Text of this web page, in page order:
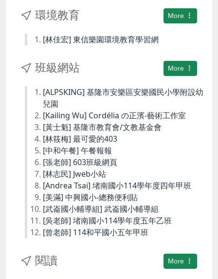
More
環境教育
[林佳宏] 東信樂園環境教育學習網
More
班級網站
[ALPSKING] 基隆市安樂區安樂國民小學附設幼
兒園
[Kailing Wu] Cordélia の正濱-藝術工作室
[黃士魁] 基隆市教育會/文教基金會
[林筱梅] 最可愛的403
[中和午餐] 午餐報報
[張老師] 603班級網頁
[林志民] Jweb小站
[Andrea Tsai] 堵南國小114學年度四年甲班
[美滿] 中興國小-總務便利貼
[武崙國小輔導組] 武崙國小輔導組
[吳老師] 堵南國小114學年度五年乙班
[曾老師] 114和平國小五年甲班
More
閱讀